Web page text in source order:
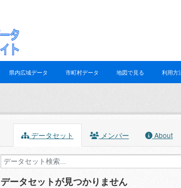
県内広域データ 市町村データ 地図で見る 利用方
データセット メンバー About
データセットが見つかりません